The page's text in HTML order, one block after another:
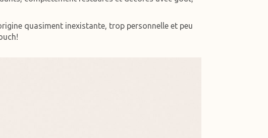
quasiment inexistante, trop personnelle et peu